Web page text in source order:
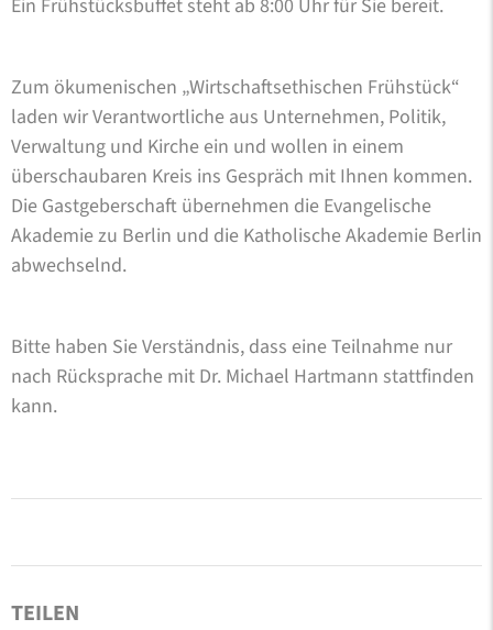
Ein Frühstücksbuffet steht ab 8:00 Uhr für Sie bereit.
Zum ökumenischen „Wirtschaftsethischen Frühstück“
laden wir Verantwortliche aus Unternehmen, Politik,
Verwaltung und Kirche ein und wollen in einem
überschaubaren Kreis ins Gespräch mit Ihnen kommen.
Die Gastgeberschaft übernehmen die Evangelische
Akademie zu Berlin und die Katholische Akademie Berlin
abwechselnd.
Bitte haben Sie Verständnis, dass eine Teilnahme nur
nach Rücksprache mit Dr. Michael Hartmann stattfinden
kann.
TEILEN